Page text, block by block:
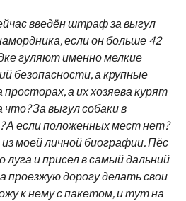
введён штраф за выгул
если он больше 42
гуляют именно мелкие
безопасности, а крупные
а их хозяева курят
За выгул собаки в
А если положенных мест нет?
моей личной биографии. Пёс
и присел в самый дальний
проезжую дорогу делать свои
к нему с пакетом, и тут на